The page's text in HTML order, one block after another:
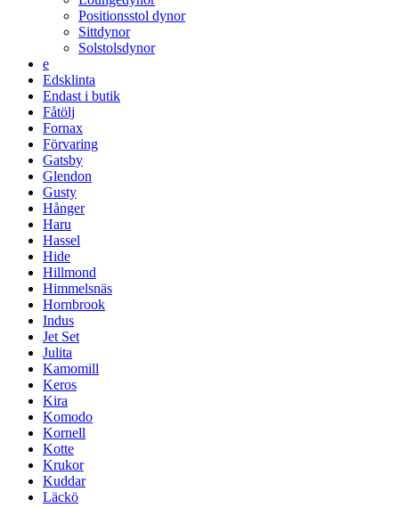
Positionsstol dynor
Sittdynor
Solstolsdynor
e
Edsklinta
Endast i butik
Fåtölj
Fornax
Förvaring
Gatsby
Glendon
Gusty
Hånger
Haru
Hassel
Hide
Hillmond
Himmelsnäs
Hornbrook
Indus
Jet Set
Julita
Kamomill
Keros
Kira
Komodo
Kornell
Kotte
Krukor
Kuddar
Läckö